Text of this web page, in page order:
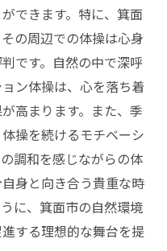
クゼーション体操
ン体操の魅力とは
操の理由
が提供する多様なプ
体操の魅力
の意外な関係
ラクゼーションのつ
できます。特に、箕面
の周辺での体操は心身
です。自然の中で深呼
ン体操は、心を落ち着
高まります。また、季
操を続けるモチベーシ
調和を感じながらの体
身と向き合う貴重な時
に、箕面市の自然環境
する理想的な舞台を提